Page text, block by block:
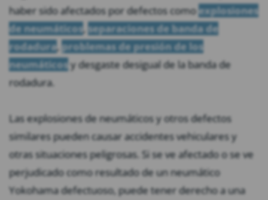
haber sido afectados por defectos comoexplosiones
de neumáticos separaciones de banda de
rodadura problemas de presión de los
neumáticosy desgaste desigual de la banda de
rodadura.
Las explosiones de neumáticos y otros defectos
similares pueden causar accidentes vehiculares y
otras situaciones peligrosas. Si se ve afectado o se ve
perjudicado como resultado de un neumático
Yokohama defectuoso, puede tener derecho a una